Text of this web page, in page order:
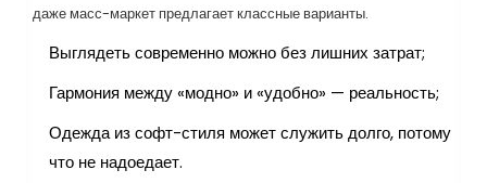
даже масс-маркет предлагает классные варианты.
Выглядеть современно можно без лишних затрат;
Гармония между «модно» и «удобно» — реальность;
Одежда из софт-стиля может служить долго, потому
что не надоедает.